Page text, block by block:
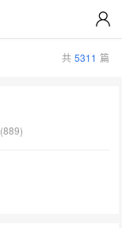
共 5311 篇
(889)